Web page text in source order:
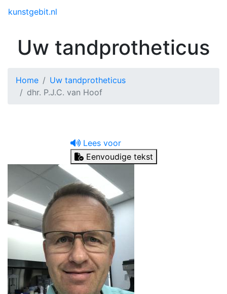
kunstgebit.nl
Uw tandprotheticus
Home
Uw tandprotheticus
dhr. P.J.C. van Hoof
Lees voor
Eenvoudige tekst